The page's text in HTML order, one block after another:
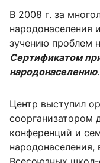
В 2008 г. за
народонаселения
зучению проблем
Сертификатом
народонаселению.
Центр выступил
соорганизатором
конференций и